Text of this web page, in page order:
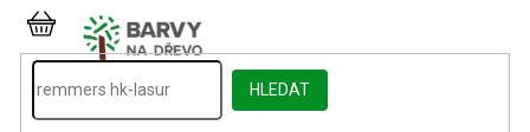
Přejít
obsah
HLEDAT
NÁKUPNÍ
KOŠÍK